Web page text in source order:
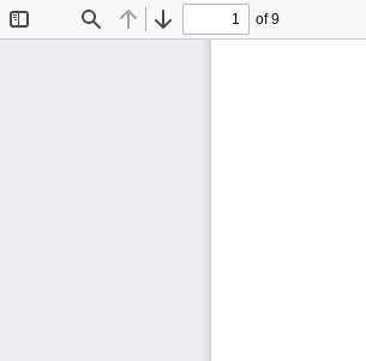
Find Previous
Next
of 9